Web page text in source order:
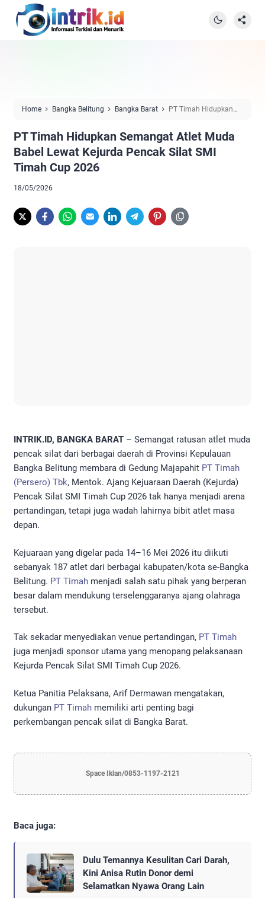
Home Bangka Belitung Bangka Barat
PT Timah Hidupkan
Cup 2026
PT Timah Hidupkan Semangat Atlet Muda
Babel Lewat Kejurda Pencak Silat SMI
Timah Cup 2026
18/05/2026
INTRIK.ID, BANGKA BARAT – Semangat ratusan atlet muda
pencak silat dari berbagai daerah di Provinsi Kepulauan
Bangka Belitung membara di Gedung Majapahit PT Timah
(Persero) Tbk, Mentok. Ajang Kejuaraan Daerah (Kejurda)
Pencak Silat SMI Timah Cup 2026 tak hanya menjadi arena
pertandingan, tetapi juga wadah lahirnya bibit atlet masa
depan.
Kejuaraan yang digelar pada 14–16 Mei 2026 itu diikuti
sebanyak 187 atlet dari berbagai kabupaten/kota se-Bangka
Belitung. PT Timah menjadi salah satu pihak yang berperan
besar dalam mendukung terselenggaranya ajang olahraga
tersebut.
Tak sekadar menyediakan venue pertandingan, PT Timah
juga menjadi sponsor utama yang menopang pelaksanaan
Kejurda Pencak Silat SMI Timah Cup 2026.
Ketua Panitia Pelaksana, Arif Dermawan mengatakan,
dukungan PT Timah memiliki arti penting bagi
perkembangan pencak silat di Bangka Barat.
Space Iklan/0853-1197-2121
Baca juga:
Dulu Temannya Kesulitan Cari Darah,
Kini Anisa Rutin Donor demi
Selamatkan Nyawa Orang Lain